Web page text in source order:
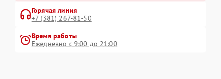
Горячая линия
+7 (381) 267-81-50
Время работы
Ежедневно с 9:00 до 21:00